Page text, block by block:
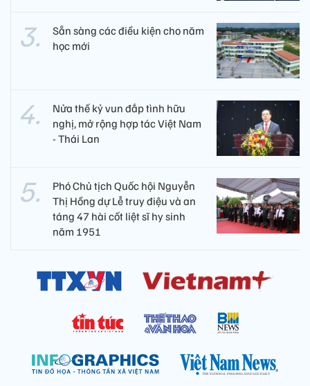
Sẵn sàng các điều kiện cho năm
học mới
Nửa thế kỷ vun đắp tình hữu
nghị, mở rộng hợp tác Việt Nam
- Thái Lan
Phó Chủ tịch Quốc hội Nguyễn
Thị Hồng dự Lễ truy điệu và an
táng 47 hài cốt liệt sĩ hy sinh
năm 1951